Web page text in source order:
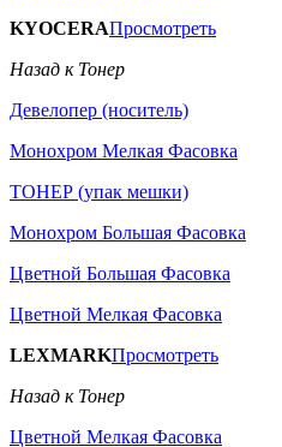
KYOCERAПросмотреть
Назад к Тонер
Девелопер (носитель)
Монохром Мелкая Фасовка
ТОНЕР (упак мешки)
Монохром Большая Фасовка
Цветной Большая Фасовка
Цветной Мелкая Фасовка
LEXMARKПросмотреть
Назад к Тонер
Цветной Мелкая Фасовка